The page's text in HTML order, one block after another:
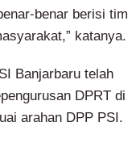
benar berisi tim
katanya.
Banjarbaru telah
DPRT di
arahan DPP PSI.